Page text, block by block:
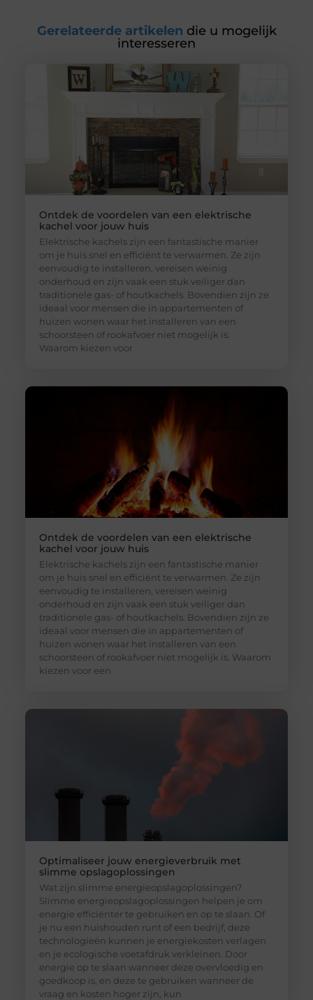
Gerelateerde artikelen die u mogelijk
interesseren
Ontdek de voordelen van een elektrische
kachel voor jouw huis
Elektrische kachels zijn een fantastische manier
om je huis snel en efficiënt te verwarmen. Ze zijn
eenvoudig te installeren, vereisen weinig
onderhoud en zijn vaak een stuk veiliger dan
traditionele gas- of houtkachels. Bovendien zijn ze
ideaal voor mensen die in appartementen of
huizen wonen waar het installeren van een
schoorsteen of rookafvoer niet mogelijk is.
Waarom kiezen voor
Ontdek de voordelen van een elektrische
kachel voor jouw huis
Elektrische kachels zijn een fantastische manier
om je huis snel en efficiënt te verwarmen. Ze zijn
eenvoudig te installeren, vereisen weinig
onderhoud en zijn vaak een stuk veiliger dan
traditionele gas- of houtkachels. Bovendien zijn ze
ideaal voor mensen die in appartementen of
huizen wonen waar het installeren van een
schoorsteen of rookafvoer niet mogelijk is. Waarom
kiezen voor een
Optimaliseer jouw energieverbruik met
slimme opslagoplossingen
Wat zijn slimme energieopslagoplossingen?
Slimme energieopslagoplossingen helpen je om
energie efficiënter te gebruiken en op te slaan. Of
je nu een huishouden runt of een bedrijf, deze
technologieën kunnen je energiekosten verlagen
en je ecologische voetafdruk verkleinen. Door
energie op te slaan wanneer deze overvloedig en
goedkoop is, en deze te gebruiken wanneer de
vraag en kosten hoger zijn, kun